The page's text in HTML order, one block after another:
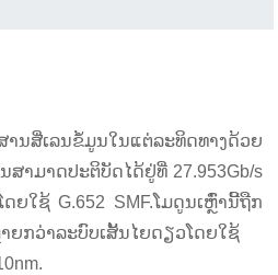
ານສີ່ເລນຂໍ້ມູນໃນແຕ່ລະທິດທາງດ້ວຍ
ສາມາດປະຕິບັດໄດ້ຢູ່ທີ່ 27.953Gb/s
ຍໃຊ້ G.652 SMF.ໂມດູນເຫຼົ່ານີ້ຖືກ
ຍກວ່າລະບົບເສັ້ນໄຍດຽວໂດຍໃຊ້